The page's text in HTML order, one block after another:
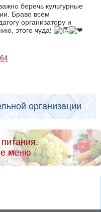
беречь культурные
Браво всем
организатору и
этого чуда!
организации
меню